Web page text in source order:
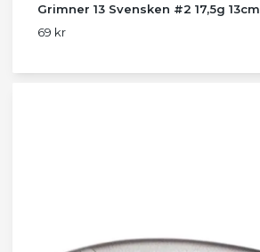
Grimner 13 Svensken #2 17,5g 13cm
69 kr